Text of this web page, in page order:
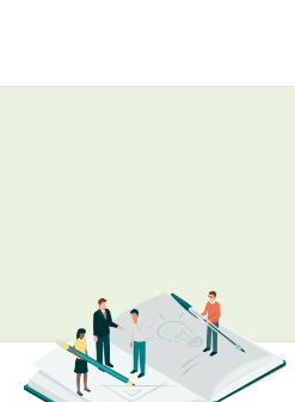
バリューアップリフォーム